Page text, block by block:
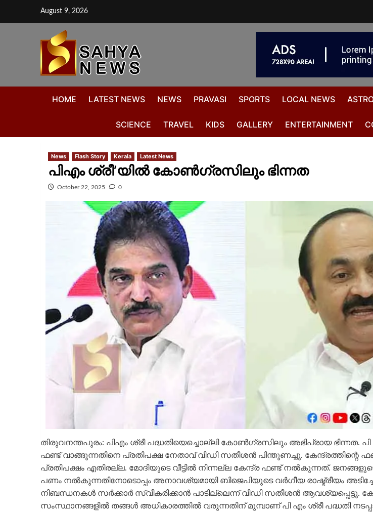
August 9, 2026
HOME LATEST NEWS NEWS PRAVASI SPORTS LOCAL NEWS
SCIENCE TRAVEL KIDS GALLERY ENTERTAINMENT
News Flash Story Kerala Latest News
പിഎം ശ്രീ’യില്‍ കോണ്‍ഗ്രസിലും ഭിന്നത
October 22, 2025 0
തിരുവനന്തപുരം: പിഎം ശ്രീ പദ്ധതിയെച്ചൊല്ലി കോണ്‍ഗ്രസിലും അഭിപ്രായ ഭിന്നത. പി
ഫണ്ട് വാങ്ങുന്നതിനെ പ്രതിപക്ഷ നേതാവ് വിഡി സതീശന്‍ പിന്തുണച്ചു. കേന്ദ്രത്തിന്റെ
പ്രതിപക്ഷം എതിരല്ല. മോദിയുടെ വീട്ടില്‍ നിന്നല്ല കേന്ദ്ര ഫണ്ട് നല്‍കുന്നത്.
പണം നല്‍കുന്നതിനോടൊപ്പം അനാവശ്യമായി ബിജെപിയുടെ വര്‍ഗീയ രാഷ്ട്രീയം
നിബന്ധനകള്‍ സര്‍ക്കാര്‍ സ്വീകരിക്കാന്‍ പാടില്ലെന്ന് വിഡി സതീശന്‍ ആവശ്യപ്പെട്ടു.
സംസ്ഥാനങ്ങളില്‍ തങ്ങള്‍ അധികാരത്തില്‍ വരുന്നതിന് മുമ്പാണ് പി എം ശ്രീ പദ്ധതി